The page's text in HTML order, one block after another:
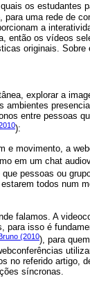
os estudantes
uma rede de
a
então os vídeos
originais. Sobre
explorar a
ambientes
entre pessoas
):
e movimento, a
em um chat
pessoas ou
todos num
falamos. A
para isso é
(2010), para
no referido artigo,
síncronas.